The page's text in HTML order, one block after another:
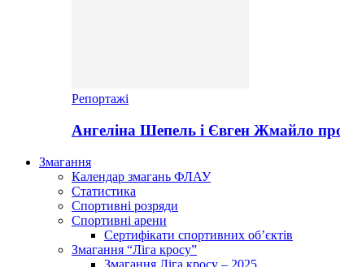
Репортажі
Ангеліна Шепель і Євген Жмайло
Змагання
Календар змагань ФЛАУ
Статистика
Спортивні розряди
Спортивні арени
Сертифікати спортивних об’єктів
Змагання “Ліга кросу”
Змагання Ліга кросу – 2025